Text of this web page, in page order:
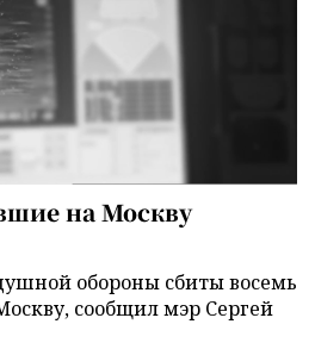
на Москву
обороны сбиты восемь
сообщил мэр Сергей